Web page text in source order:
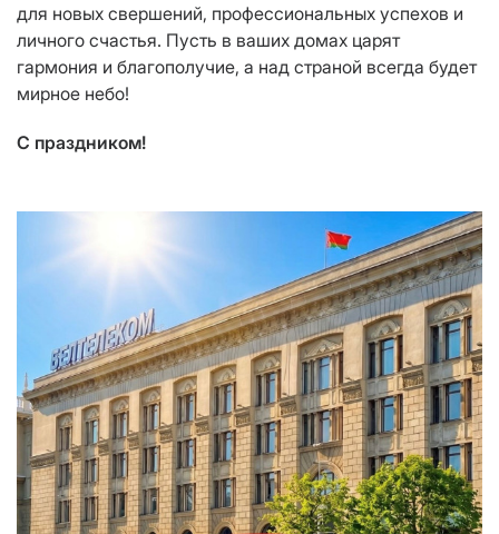
для новых свершений, профессиональных успехов и
личного счастья. Пусть в ваших домах царят
гармония и благополучие, а над страной всегда будет
мирное небо!
С праздником!